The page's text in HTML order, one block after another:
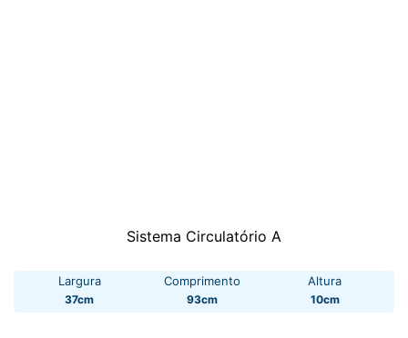
Sistema Circulatório A
Largura
37cm
Comprimento
93cm
Altura
10cm